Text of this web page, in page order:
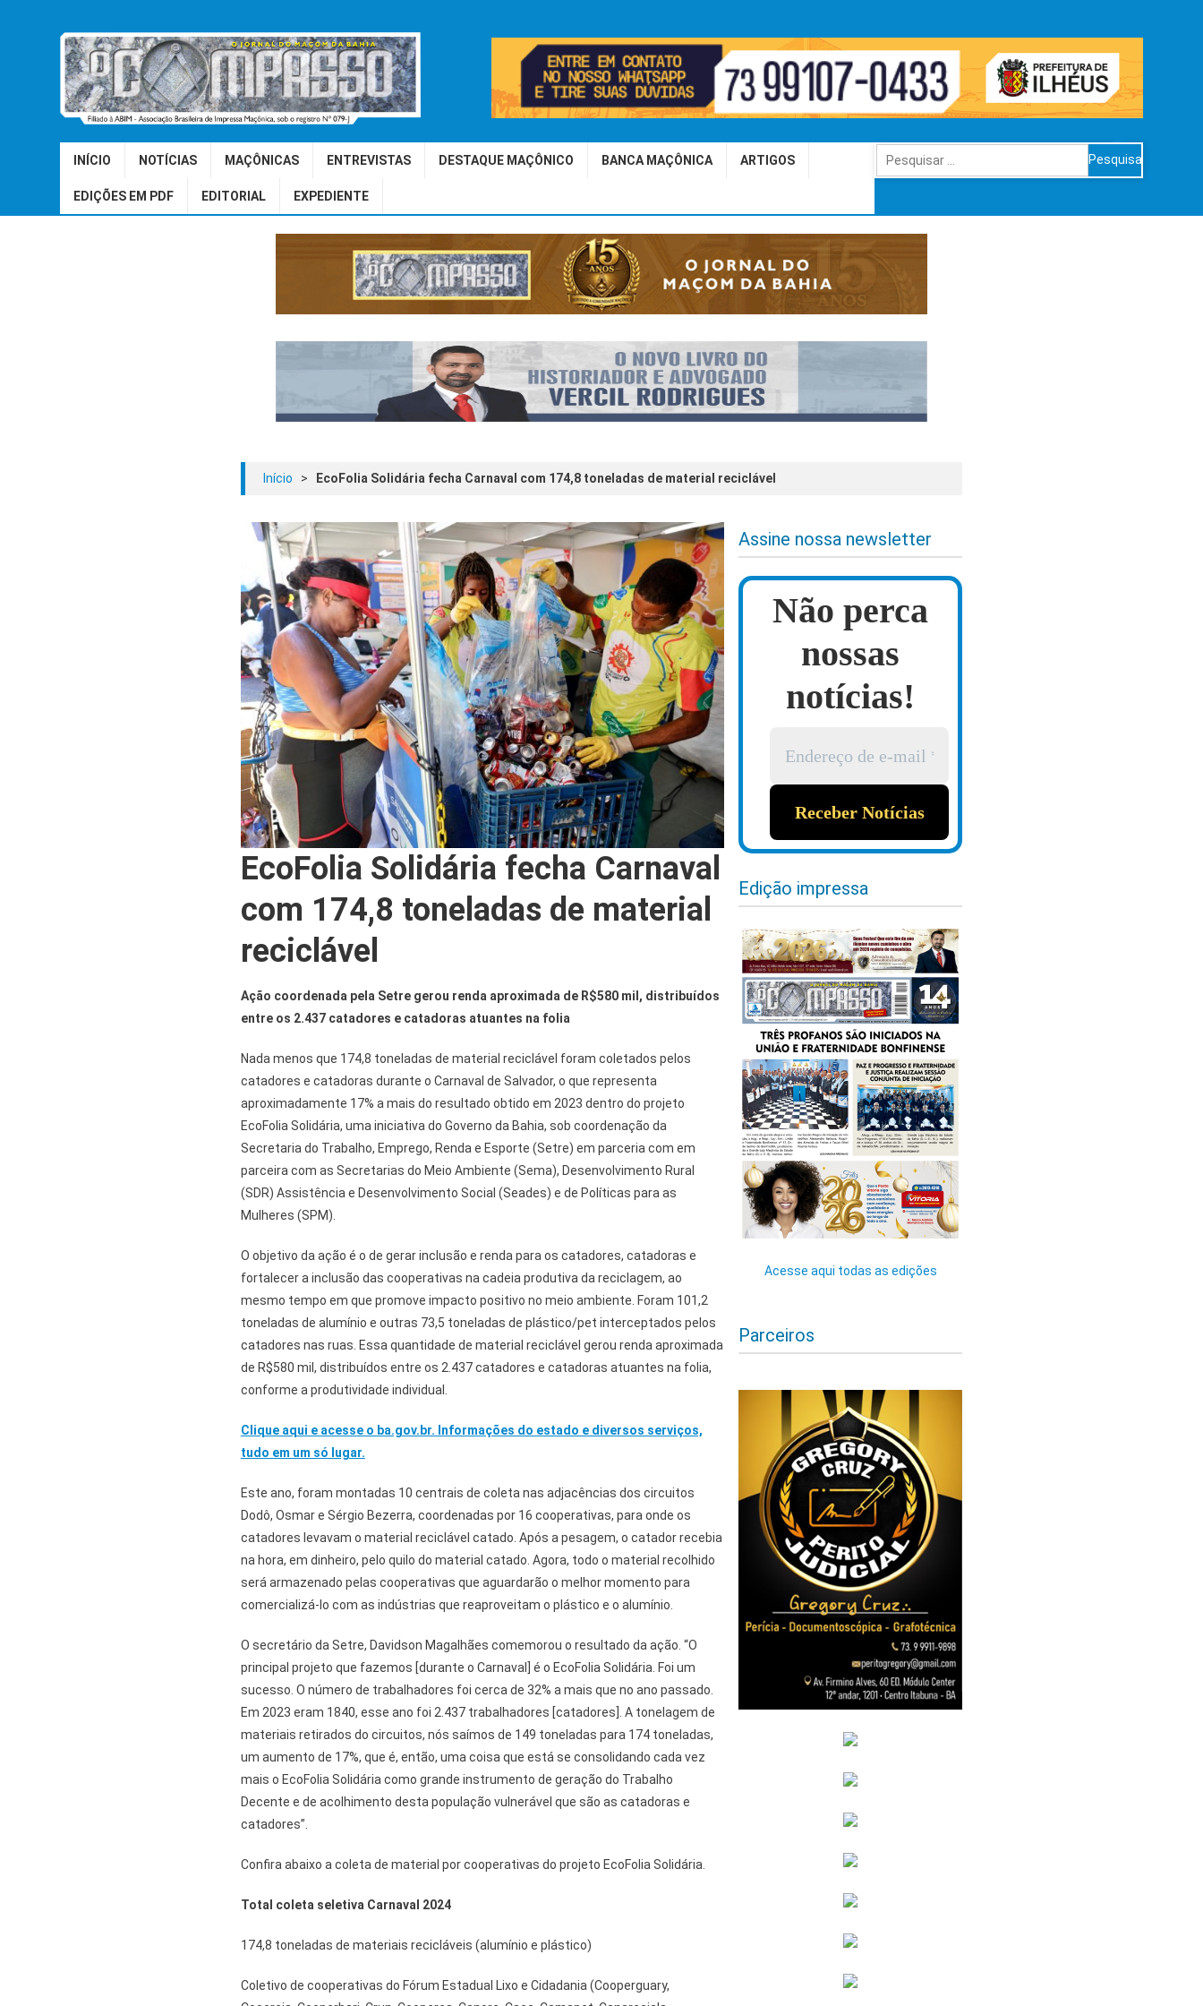
INÍCIO NOTÍCIAS MAÇÔNICAS ENTREVISTAS DESTAQUE MAÇÔNICO BANCA MAÇÔNICA ARTIGOS
EDIÇÕES EM PDF EDITORIAL EXPEDIENTE
Pesquisar
por:
Início > EcoFolia Solidária fecha Carnaval com 174,8 toneladas de material reciclável
EcoFolia Solidária fecha Carnaval
com 174,8 toneladas de material
reciclável
Ação coordenada pela Setre gerou renda aproximada de R$580 mil, distribuídos
entre os 2.437 catadores e catadoras atuantes na folia
Nada menos que 174,8 toneladas de material reciclável foram coletados pelos
catadores e catadoras durante o Carnaval de Salvador, o que representa
aproximadamente 17% a mais do resultado obtido em 2023 dentro do projeto
EcoFolia Solidária, uma iniciativa do Governo da Bahia, sob coordenação da
Secretaria do Trabalho, Emprego, Renda e Esporte (Setre) em parceria com em
parceira com as Secretarias do Meio Ambiente (Sema), Desenvolvimento Rural
(SDR) Assistência e Desenvolvimento Social (Seades) e de Políticas para as
Mulheres (SPM).
O objetivo da ação é o de gerar inclusão e renda para os catadores, catadoras e
fortalecer a inclusão das cooperativas na cadeia produtiva da reciclagem, ao
mesmo tempo em que promove impacto positivo no meio ambiente. Foram 101,2
toneladas de alumínio e outras 73,5 toneladas de plástico/pet interceptados pelos
catadores nas ruas. Essa quantidade de material reciclável gerou renda aproximada
de R$580 mil, distribuídos entre os 2.437 catadores e catadoras atuantes na folia,
conforme a produtividade individual.
Clique aqui e acesse o ba.gov.br. Informações do estado e diversos serviços,
tudo em um só lugar.
Este ano, foram montadas 10 centrais de coleta nas adjacências dos circuitos
Dodô, Osmar e Sérgio Bezerra, coordenadas por 16 cooperativas, para onde os
catadores levavam o material reciclável catado. Após a pesagem, o catador recebia
na hora, em dinheiro, pelo quilo do material catado. Agora, todo o material recolhido
será armazenado pelas cooperativas que aguardarão o melhor momento para
comercializá-lo com as indústrias que reaproveitam o plástico e o alumínio.
O secretário da Setre, Davidson Magalhães comemorou o resultado da ação. “O
principal projeto que fazemos [durante o Carnaval] é o EcoFolia Solidária. Foi um
sucesso. O número de trabalhadores foi cerca de 32% a mais que no ano passado.
Em 2023 eram 1840, esse ano foi 2.437 trabalhadores [catadores]. A tonelagem de
materiais retirados do circuitos, nós saímos de 149 toneladas para 174 toneladas,
um aumento de 17%, que é, então, uma coisa que está se consolidando cada vez
mais o EcoFolia Solidária como grande instrumento de geração do Trabalho
Decente e de acolhimento desta população vulnerável que são as catadoras e
catadores”.
Confira abaixo a coleta de material por cooperativas do projeto EcoFolia Solidária.
Total coleta seletiva Carnaval 2024
174,8 toneladas de materiais recicláveis (alumínio e plástico)
Coletivo de cooperativas do Fórum Estadual Lixo e Cidadania (Cooperguary,
Assine nossa newsletter
Não perca
nossas
notícias!
Edição impressa
Acesse aqui todas as edições
Parceiros